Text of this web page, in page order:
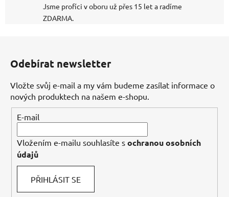
Jsme profíci v oboru už přes 15 let a radíme
ZDARMA.
Odebírat newsletter
Vložte svůj e-mail a my vám budeme zasílat informace o
nových produktech na našem e-shopu.
E-mail
Vložením e-mailu souhlasíte s ochranou osobních
údajů
PŘIHLÁSIT SE